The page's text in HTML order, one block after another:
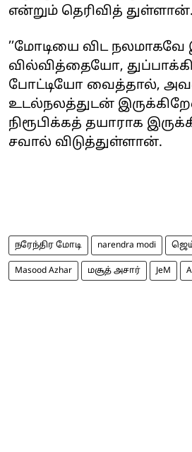
என்றும் தெரிவித் துள்ளான்.
’’மோடியை விட நலமாகவே
வில்வித்தையோ,
போட்டியோ வைத்தால்,
உடல்நலத்துடன்
நிரூபிக்கத் தயாராக
சவால் விடுத்துள்ளான்.
நரேந்திர மோடி narendra modi
Masood Azhar மசூத் அசார் JeM